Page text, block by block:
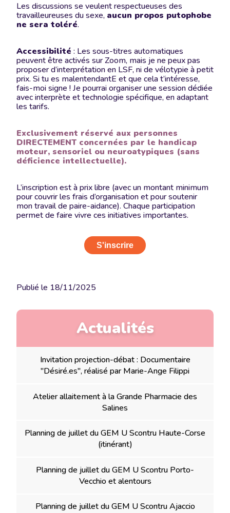
Actualités
Invitation projection-débat : Documentaire
"Désiré.es", réalisé par Marie-Ange Filippi
Atelier allaitement à la Grande Pharmacie des
Salines
Planning de juillet du GEM U Scontru Haute-Corse
(itinérant)
Planning de juillet du GEM U Scontru Porto-
Vecchio et alentours
Planning de juillet du GEM U Scontru Ajaccio
Les discussions se veulent respectueuses des
travailleureuses du sexe, aucun propos putophobe
ne sera toléré.
Accessibilité : Les sous-titres automatiques
peuvent être activés sur Zoom, mais je ne peux pas
proposer d’interprétation en LSF, ni de vélotypie à petit
prix. Si tu es malentendantE et que cela t’intéresse,
fais-moi signe ! Je pourrai organiser une session dédiée
avec interprète et technologie spécifique, en adaptant
les tarifs.
Exclusivement réservé aux personnes
DIRECTEMENT concernées par le handicap
moteur, sensoriel ou neuroatypiques (sans
déficience intellectuelle).
L’inscription est à prix libre (avec un montant minimum
pour couvrir les frais d’organisation et pour soutenir
mon travail de paire-aidance). Chaque participation
permet de faire vivre ces initiatives importantes.
S'inscrire
Publié le 18/11/2025